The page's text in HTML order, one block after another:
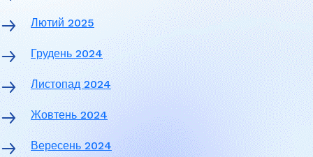
Лютий 2025
Грудень 2024
Листопад 2024
Жовтень 2024
Вересень 2024